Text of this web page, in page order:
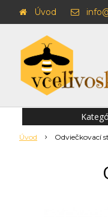
Úvod
Úvod Odviečkovací